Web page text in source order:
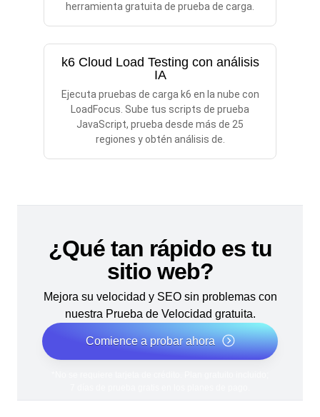
herramienta gratuita de prueba de carga.
k6 Cloud Load Testing con análisis
IA
Ejecuta pruebas de carga k6 en la nube con
LoadFocus. Sube tus scripts de prueba
JavaScript, prueba desde más de 25
regiones y obtén análisis de.
¿Qué tan rápido es tu
sitio web?
Mejora su velocidad y SEO sin problemas con
nuestra Prueba de Velocidad gratuita.
Comience a probar ahora